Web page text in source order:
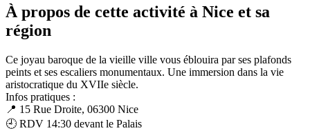
À propos de cette activité à Nice et sa
région
Ce joyau baroque de la vieille ville vous éblouira par ses plafonds
peints et ses escaliers monumentaux. Une immersion dans la vie
aristocratique du XVIIe siècle.
Infos pratiques :
📍 15 Rue Droite, 06300 Nice
🕘 RDV 14:30 devant le Palais